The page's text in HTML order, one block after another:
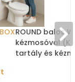
ROUND balos
kézmosóval
tartály és